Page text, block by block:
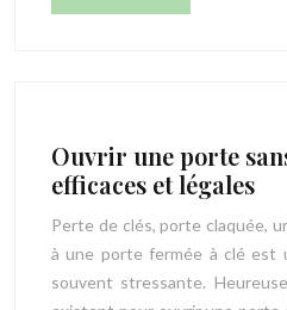
Ouvrir une porte
efficaces et légales
Perte de clés, porte claquée,
à une porte fermée à clé est
souvent stressante.